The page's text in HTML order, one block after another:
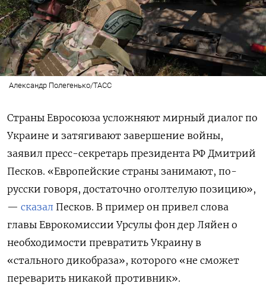
Александр Полегенько/ТАСС
Страны Евросоюза усложняют мирный диалог по
Украине и затягивают завершение войны,
заявил пресс-секретарь президента РФ Дмитрий
Песков. «Европейские страны занимают, по-
русски говоря, достаточно оголтелую позицию»,
— сказал Песков. В пример он привел слова
главы Еврокомиссии Урсулы фон дер Ляйен о
необходимости превратить Украину в
«стального дикобраза», которого «не сможет
переварить никакой противник».